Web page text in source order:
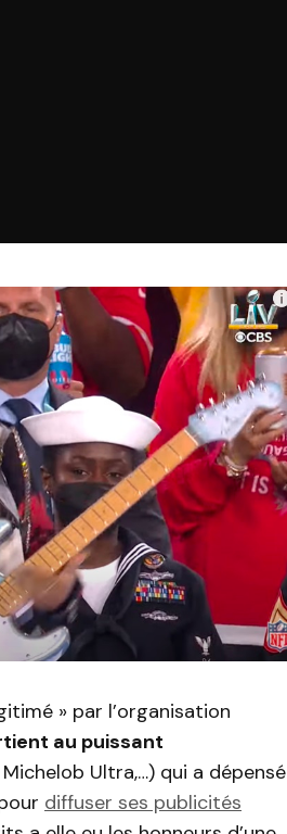
» par l’organisation
au puissant
Ultra,…) qui a dépensé
diffuser ses publicités